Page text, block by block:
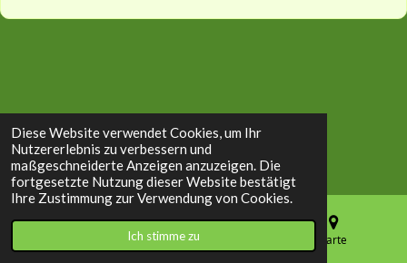
Diese Website verwendet Cookies, um Ihr
Nutzererlebnis zu verbessern und
maßgeschneiderte Anzeigen anzuzeigen. Die
fortgesetzte Nutzung dieser Website bestätigt
Ihre Zustimmung zur Verwendung von Cookies.
Ich stimme zuTelefon Karte